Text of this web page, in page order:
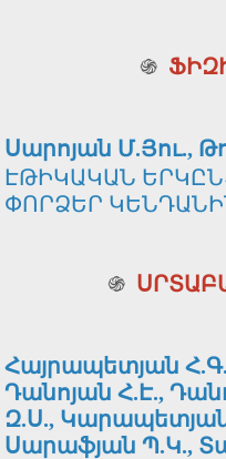
֍
Սարոյան Մ.Յու.,
ԷԹԻԿԱԿԱՆ
ՓՈՐՁԵՐ
֍
Հայրապետյան
Դանոյան Հ.Է.,
Զ.Ս., Կարապետյան
Սարաֆյան Պ.Կ.,